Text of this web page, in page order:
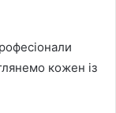
кожен із